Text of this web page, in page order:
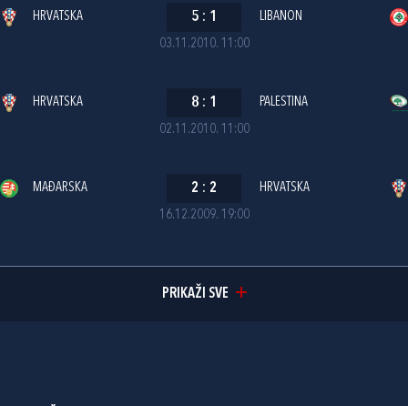
03.11.2010. 11:00
HRVATSKA 5 : 1 LIBANON
02.11.2010. 11:00
HRVATSKA 8 : 1 PALESTINA
16.12.2009. 19:00
MAĐARSKA 2 : 2 HRVATSKA
PRIKAŽI SVE